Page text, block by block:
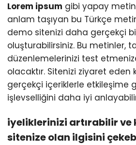
Lorem ipsum gibi yapay
anlam taşıyan bu Türkçe
demo sitenizi daha gerçekçi
oluşturabilirsiniz. Bu metinler,
düzenlemelerinizi test
olacaktır. Sitenizi ziyaret eden
gerçekçi içeriklerle etkileşime
işlevselliğini daha iyi
iyeliklerinizi artırabilir ve
sitenize olan ilgisini